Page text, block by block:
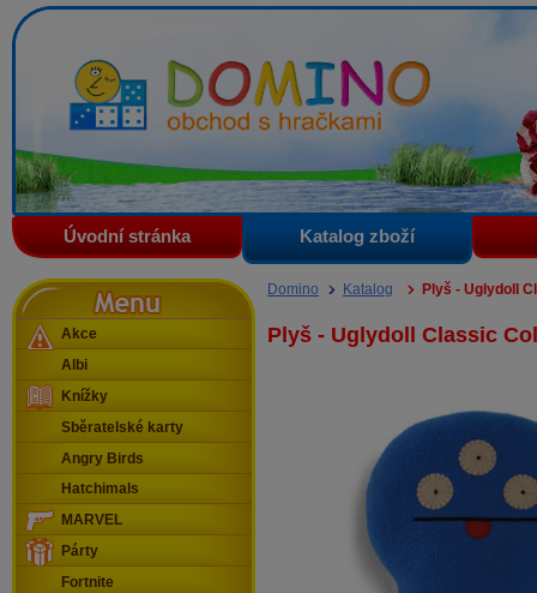
Domino - obchod s hračkami
Úvodní stránka Katalog zboží
Domino Katalog Plyš - Uglydoll
Plyš - Uglydoll Classic
Menu
Akce
Albi
Knížky
Sběratelské karty
Angry Birds
Hatchimals
MARVEL
Párty
Fortnite